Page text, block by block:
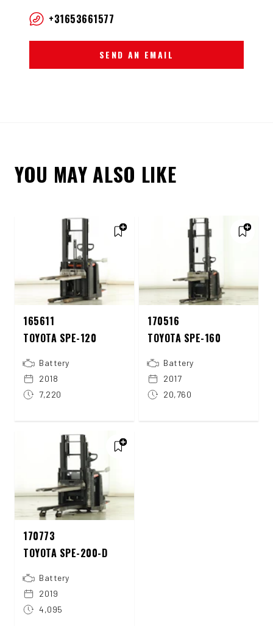
+31653661577
SEND AN EMAIL
YOU MAY ALSO LIKE
165611
TOYOTA SPE-120
Battery
2018
7,220
170516
TOYOTA SPE-160
Battery
2017
20,760
170773
TOYOTA SPE-200-D
Battery
2019
4,095